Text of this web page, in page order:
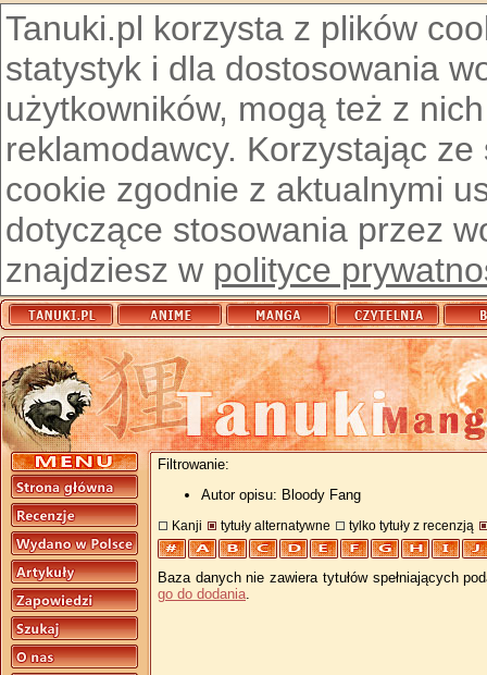
Tanuki.pl korzysta z plików
statystyk i dla dostosowania
użytkowników, mogą też z
reklamodawcy. Korzystając
cookie zgodnie z aktualnymi
dotyczące stosowania przez
znajdziesz w polityce
Filtrowanie:
Autor opisu: Bloody Fang
Kanji tytuły alternatywne tylko tytuły z recenzją
Baza danych nie zawiera tytułów spełniających
go do dodania.